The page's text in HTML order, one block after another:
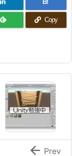
B!
Copy
 Prev